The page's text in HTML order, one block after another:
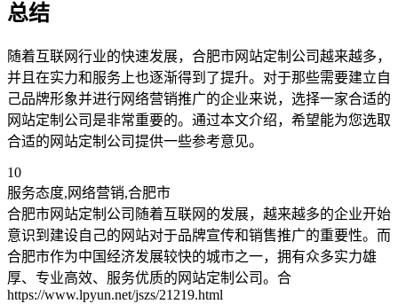
总结
随着互联网行业的快速发展，合肥市网站定制公司越来越多，
并且在实力和服务上也逐渐得到了提升。对于那些需要建立自
己品牌形象并进行网络营销推广的企业来说，选择一家合适的
网站定制公司是非常重要的。通过本文介绍，希望能为您选取
合适的网站定制公司提供一些参考意见。
10
服务态度,网络营销,合肥市
合肥市网站定制公司随着互联网的发展，越来越多的企业开始
意识到建设自己的网站对于品牌宣传和销售推广的重要性。而
合肥市作为中国经济发展较快的城市之一，拥有众多实力雄
厚、专业高效、服务优质的网站定制公司。合
https://www.lpyun.net/jszs/21219.html